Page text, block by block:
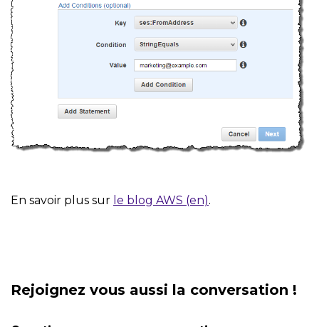
En savoir plus sur le blog AWS (en).
Rejoignez vous aussi la conversation !